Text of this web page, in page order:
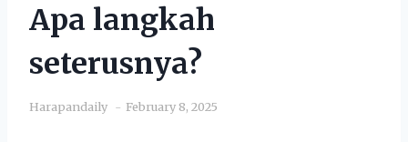
Apa langkah
seterusnya?
Harapandaily February 8, 2025